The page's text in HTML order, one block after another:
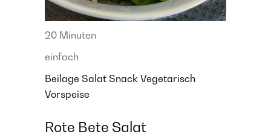
20 Minuten
einfach
Beilage Salat Snack Vegetarisch
Vorspeise
Rote Bete Salat